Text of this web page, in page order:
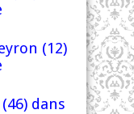
(12)
dans